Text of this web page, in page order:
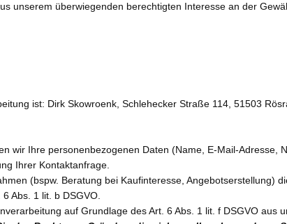
unserem überwiegenden berechtigten Interesse an der
ist: Dirk Skowroenk, Schlehecker Straße 114, 51503
wir Ihre personenbezogenen Daten (Name, E-Mail-Adresse,
Ihrer Kontaktanfrage.
(bspw. Beratung bei Kaufinteresse, Angebotserstellung)
Abs. 1 lit. b DSGVO.
auf Grundlage des Art. 6 Abs. 1 lit. f DSGVO aus